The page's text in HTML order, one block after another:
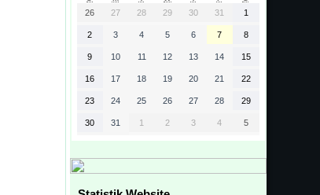
26 27 28 29 30 31 1
2 3 4 5 6 7 8
9 10 11 12 13 14 15
16 17 18 19 20 21 22
23 24 25 26 27 28 29
30 31 1 2 3 4 5